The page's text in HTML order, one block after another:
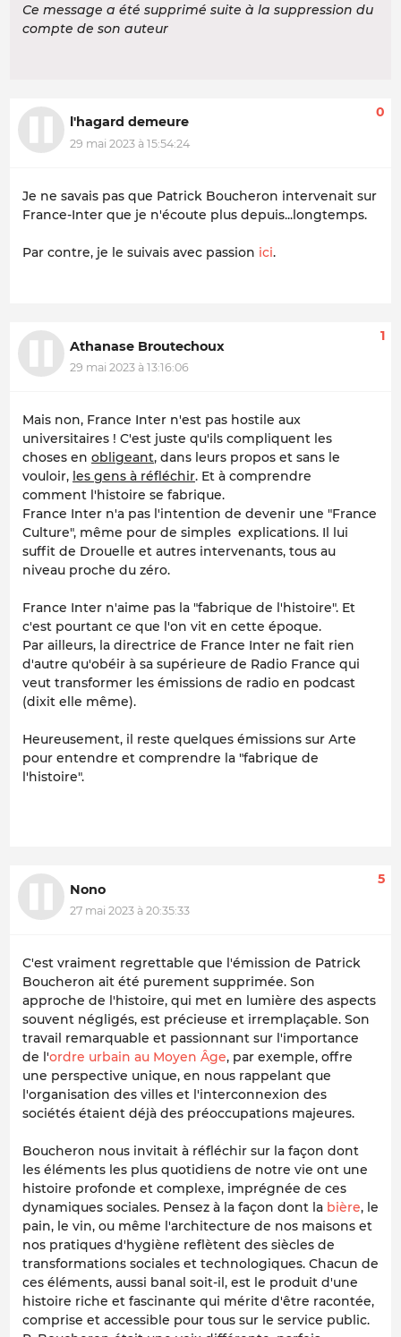
Ce message a été supprimé suite à la suppression du
compte de son auteur
l'hagard demeure
29 mai 2023 à 15:54:24
0
Je ne savais pas que Patrick Boucheron intervenait sur
France-Inter que je n'écoute plus depuis...longtemps.
Par contre, je le suivais avec passion ici.
Athanase Broutechoux
29 mai 2023 à 13:16:06
1
Mais non, France Inter n'est pas hostile aux
universitaires ! C'est juste qu'ils compliquent les
choses en obligeant, dans leurs propos et sans le
vouloir, les gens à réfléchir. Et à comprendre
comment l'histoire se fabrique.
France Inter n'a pas l'intention de devenir une "France
Culture", même pour de simples explications. Il lui
suffit de Drouelle et autres intervenants, tous au
niveau proche du zéro.
France Inter n'aime pas la "fabrique de l'histoire". Et
c'est pourtant ce que l'on vit en cette époque.
Par ailleurs, la directrice de France Inter ne fait rien
d'autre qu'obéir à sa supérieure de Radio France qui
veut transformer les émissions de radio en podcast
(dixit elle même).
Heureusement, il reste quelques émissions sur Arte
pour entendre et comprendre la "fabrique de
l'histoire".
Nono
27 mai 2023 à 20:35:33
5
C'est vraiment regrettable que l'émission de Patrick
Boucheron ait été purement supprimée. Son
approche de l'histoire, qui met en lumière des aspects
souvent négligés, est précieuse et irremplaçable. Son
travail remarquable et passionnant sur l'importance
de l'ordre urbain au Moyen Âge, par exemple, offre
une perspective unique, en nous rappelant que
l'organisation des villes et l'interconnexion des
sociétés étaient déjà des préoccupations majeures.
Boucheron nous invitait à réfléchir sur la façon dont
les éléments les plus quotidiens de notre vie ont une
histoire profonde et complexe, imprégnée de ces
dynamiques sociales. Pensez à la façon dont la bière, le
pain, le vin, ou même l'architecture de nos maisons et
nos pratiques d'hygiène reflètent des siècles de
transformations sociales et technologiques. Chacun de
ces éléments, aussi banal soit-il, est le produit d'une
histoire riche et fascinante qui mérite d'être racontée,
comprise et accessible pour tous sur le service public.